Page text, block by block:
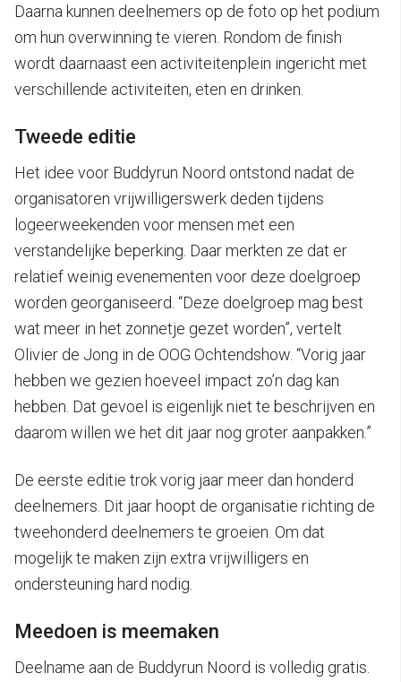
Daarna kunnen deelnemers op de foto op het podium
om hun overwinning te vieren. Rondom de finish
wordt daarnaast een activiteitenplein ingericht met
verschillende activiteiten, eten en drinken.
Tweede editie
Het idee voor Buddyrun Noord ontstond nadat de
organisatoren vrijwilligerswerk deden tijdens
logeerweekenden voor mensen met een
verstandelijke beperking. Daar merkten ze dat er
relatief weinig evenementen voor deze doelgroep
worden georganiseerd. “Deze doelgroep mag best
wat meer in het zonnetje gezet worden”, vertelt
Olivier de Jong in de OOG Ochtendshow. “Vorig jaar
hebben we gezien hoeveel impact zo’n dag kan
hebben. Dat gevoel is eigenlijk niet te beschrijven en
daarom willen we het dit jaar nog groter aanpakken.”
De eerste editie trok vorig jaar meer dan honderd
deelnemers. Dit jaar hoopt de organisatie richting de
tweehonderd deelnemers te groeien. Om dat
mogelijk te maken zijn extra vrijwilligers en
ondersteuning hard nodig.
Meedoen is meemaken
Deelname aan de Buddyrun Noord is volledig gratis.